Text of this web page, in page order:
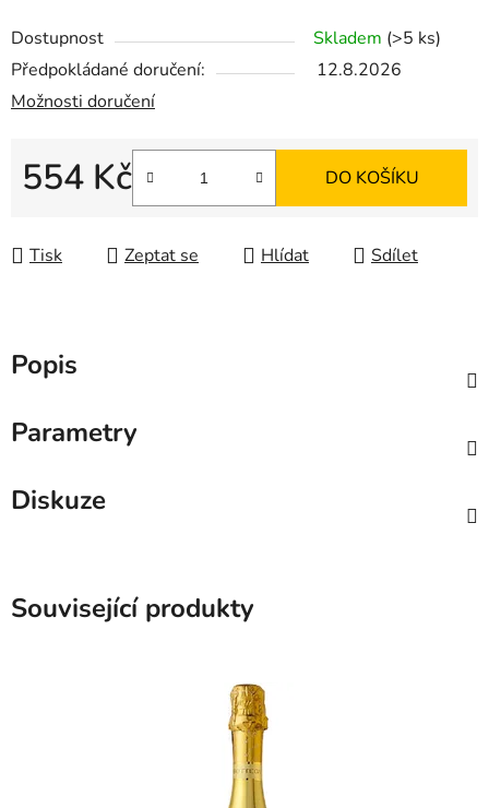
Dostupnost Skladem (>5 ks)
Předpokládané doručení:
12.8.2026
Možnosti doručení
554 Kč DO KOŠÍKU
Tisk Zeptat se Hlídat Sdílet
Popis
Parametry
Diskuze
Související produkty